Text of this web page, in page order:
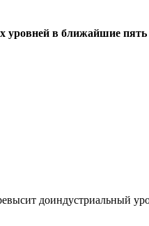
в ближайшие
доиндустриальный